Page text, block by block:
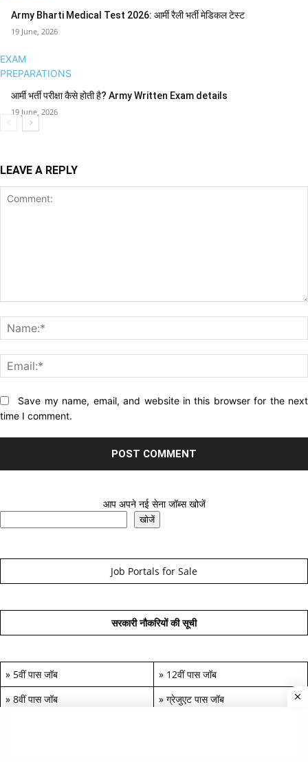
Army Bharti Medical Test 2026: आर्मी रैली भर्ती मेडिकल टेस्ट
19 June, 2026
EXAM
PREPARATIONS
आर्मी भर्ती परीक्षा कैसे होती है? Army Written Exam details
19 June, 2026
LEAVE A REPLY
Website:Save my name, email, and website in this browser for the next
time I comment.
आप अपने नई सेना जॉब्स खोजें
खोजें
Job Portals for Sale
सरकारी नौकरियों की सूची
» 5वीं पास जॉब » 12वीं पास जॉब
» 8वीं पास जॉब » ग्रेजुएट पास जॉब